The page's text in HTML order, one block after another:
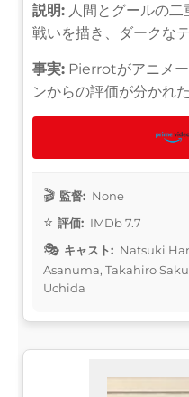
説明: 人間とグールの
戦いを描き、ダークな
事実: Pierrotがアニメ
ンからの評価が分かれた
監督: None
評価: IMDb 7.7
キャスト: Natsuki
Asanuma, Takahiro
Uchida